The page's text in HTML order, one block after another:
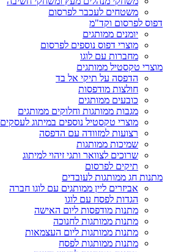
משטחים לעכבר לפרסום
דפוס לפרסום וקד"מ
יומנים ממותגים
מוצרי דפוס נוספים לפרסום
מחברות עם לוגו
מוצרי טקסטיל ממותגים
הדפסה על תיקי אל בד
חולצות מודפסות
כובעים ממותגים
מגבות ממותגות וחלוקים ממותגים
מוצרי טקסטיל נוספים במיתוג לעסקים
רצועות למזוודה עם הדפסה
שמיכות ממותגות
שרוכים לצוואר ותגי זיהוי למיתוג
תיקים לפרסום
מתנות חג ממותגות לעובדים
אביזרים ליין ממותגים עם לוגו חברה
הגדות לפסח עם לוגו
מתנות מודפסות ליום האישה
מתנות ממותגות לחנוכה
מתנות ממותגות ליום העצמאות
מתנות ממותגות לפסח